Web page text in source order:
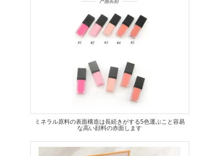
ミネラル原料の表面構造は長続きがする5色運ぶこと容易
な高い顔料の赤面します